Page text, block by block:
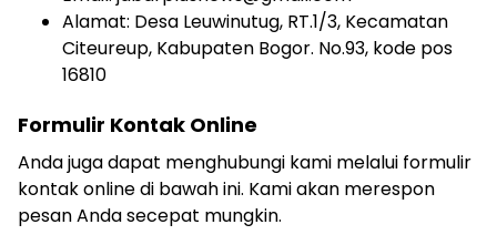
Alamat: Desa Leuwinutug, RT.1/3, Kecamatan
Citeureup, Kabupaten Bogor. No.93, kode pos
16810
Formulir Kontak Online
Anda juga dapat menghubungi kami melalui formulir
kontak online di bawah ini. Kami akan merespon
pesan Anda secepat mungkin.